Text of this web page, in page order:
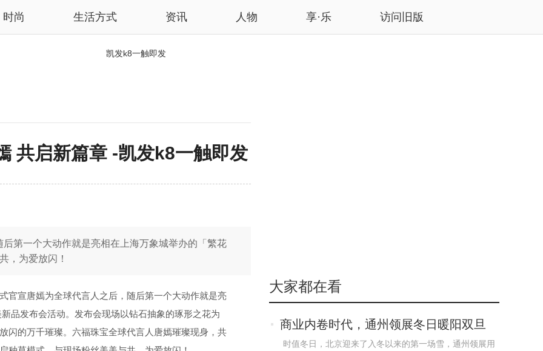
时尚 生活方式 资讯 人物 享·乐 访问旧版
凯发k8一触即发
共启新篇章 -凯发k8一触即发
第一个大动作就是亮相在上海万象城举办的「繁花
，为爱放闪！
官宣唐嫣为全球代言人之后，随后第一个大动作就是亮
品发布会活动。发布会现场以钻石抽象的琢形之花为
闪的万千璀璨。六福珠宝全球代言人唐嫣璀璨现身，共
大家都在看
商业内卷时代，通州领展冬日暖阳双旦
派对加
时值冬日，北京迎来了入冬以来的第一场雪，通州领展用